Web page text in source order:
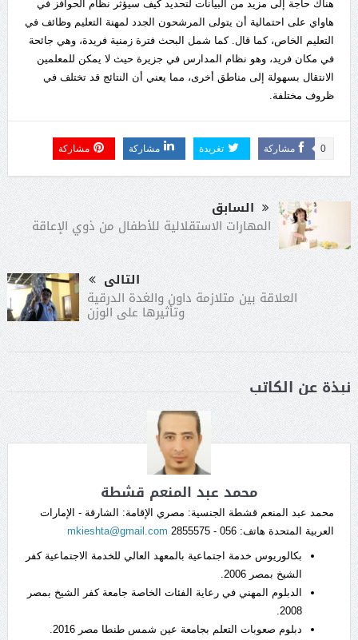
هناك حاجة إلى مزيد من البيانات لتحديد كيف سيؤثر نظام الحوافز في
هاواي على احتمالية أن يتولى المرشحون الجدد لمهنة التعليم وظائف في
التعليم الخاص، كما قال. كما شمل البحث فترة زمنية فريدة، وهي جائحة
في مكان فريد، وهو نظام المدارس في جزيرة حيث لا يمكن للمعلمين
الانتقال بسهولة إلى مناطق أخرى، مما يعني أن النتائج قد تختلف في
ظروف مختلفة.
مشاركة 0 تغريدة مشاركة مشاركة
السابق
المهارات الاستقلالية للأطفال من ذوي الإعاقة
التالى
العلاقة بين متلازمة داون والغدة الدرقية
وتأثيرها على الوزن
نبذة عن الكاتب
محمد عبد المنعم قشطة
محمد عبد المنعم قشطة الجنسية: مصري الإقامة: الشارقة - الإمارات
العربية المتحدة هاتف: 056 - 2855575
mkieshta@gmail.com
بكالوريوس خدمة اجتماعية بالمعهد العالي للخدمة الاجتماعية كفر
الشيخ بمصر 2006.
الدبلوم المهني في رعاية الفئات الخاصة جامعة كفر الشيخ بمصر
2008.
دبلوم صعوبات التعلم بجامعة عين شمس طنطا مصر 2016.